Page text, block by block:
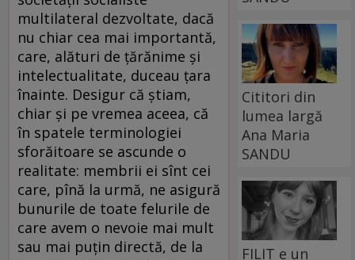
multilateral dezvoltate, dacă
nu chiar cea mai importantă,
care, alături de ţărănime şi
intelectualitate, duceau ţara
înainte. Desigur că ştiam,
chiar şi pe vremea aceea, că
în spatele terminologiei
sforăitoare se ascunde o
realitate: membrii ei sînt cei
care, pînă la urmă, ne asigură
bunurile de toate felurile de
care avem o nevoie mai mult
sau mai puţin directă, de la
Cititori din
lumea largă
Ana Maria
SANDU
FILIT e un